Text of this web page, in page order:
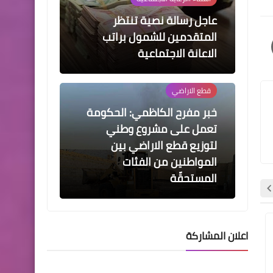
هيئة التقاعد الوطنية
عاجل رسالة نصية تنتظر
المتقدمين للشمول براتب
الاعانة الاجتماعية
قطع الاراضي
خبر مفرح الكاظمي: الحكومة
تعمل على مشروع وطني
لتوزيع قطع الاراضي بين
المواطنين من الفئات
المستحقّة
اعلان المشاركة